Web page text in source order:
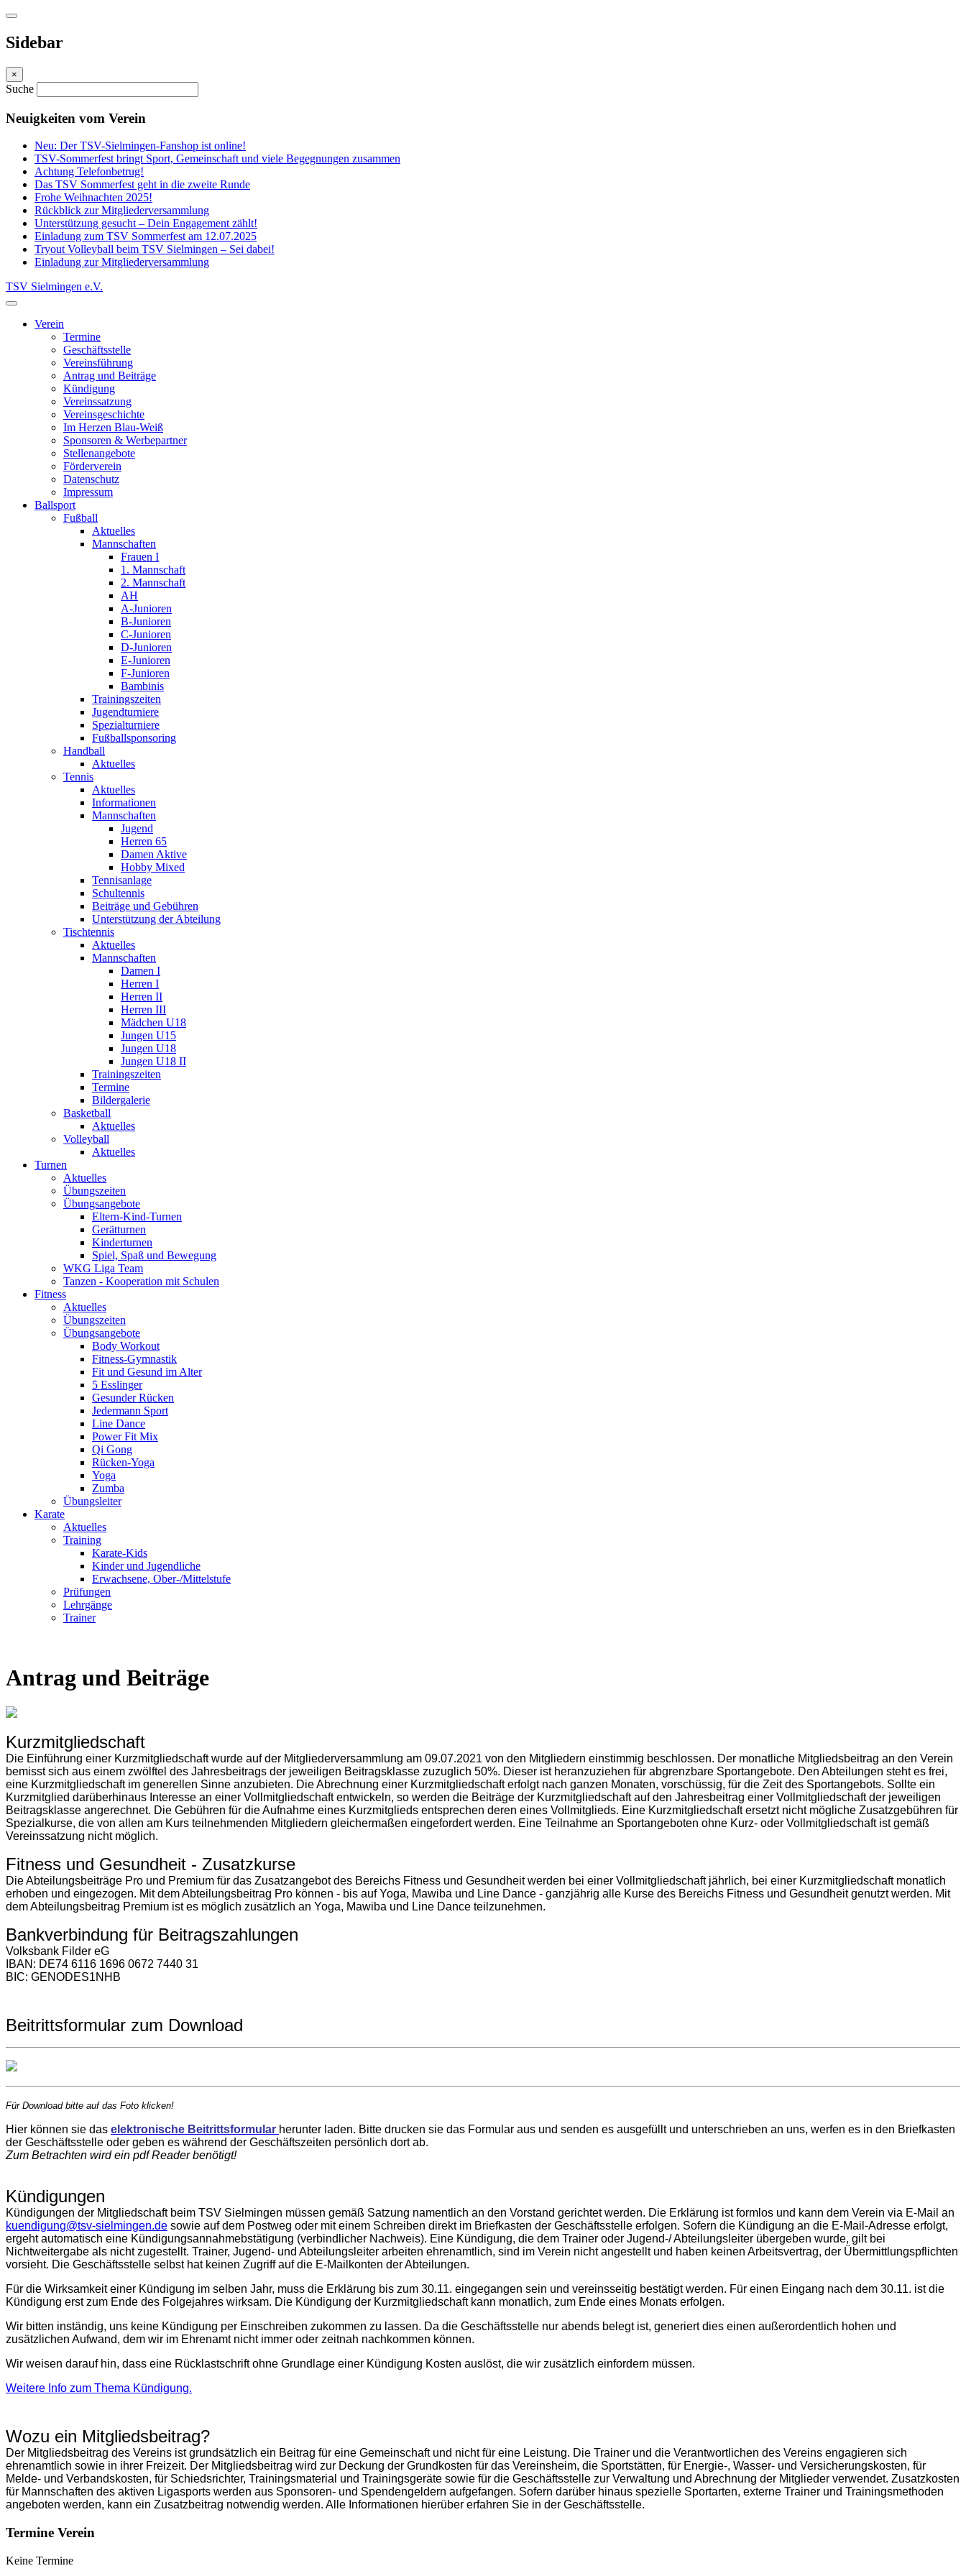
Sidebar
×
Suche
Neuigkeiten vom Verein
Neu: Der TSV-Sielmingen-Fanshop ist online!
TSV-Sommerfest bringt Sport, Gemeinschaft und viele Begegnungen zusammen
Achtung Telefonbetrug!
Das TSV Sommerfest geht in die zweite Runde
Frohe Weihnachten 2025!
Rückblick zur Mitgliederversammlung
Unterstützung gesucht – Dein Engagement zählt!
Einladung zum TSV Sommerfest am 12.07.2025
Tryout Volleyball beim TSV Sielmingen – Sei dabei!
Einladung zur Mitgliederversammlung
TSV Sielmingen e.V.
Verein
Termine
Geschäftsstelle
Vereinsführung
Antrag und Beiträge
Kündigung
Vereinssatzung
Vereinsgeschichte
Im Herzen Blau-Weiß
Sponsoren & Werbepartner
Stellenangebote
Förderverein
Datenschutz
Impressum
Ballsport
Fußball
Aktuelles
Mannschaften
Frauen I
1. Mannschaft
2. Mannschaft
AH
A-Junioren
B-Junioren
C-Junioren
D-Junioren
E-Junioren
F-Junioren
Bambinis
Trainingszeiten
Jugendturniere
Spezialturniere
Fußballsponsoring
Handball
Aktuelles
Tennis
Aktuelles
Informationen
Mannschaften
Jugend
Herren 65
Damen Aktive
Hobby Mixed
Tennisanlage
Schultennis
Beiträge und Gebühren
Unterstützung der Abteilung
Tischtennis
Aktuelles
Mannschaften
Damen I
Herren I
Herren II
Herren III
Mädchen U18
Jungen U15
Jungen U18
Jungen U18 II
Trainingszeiten
Termine
Bildergalerie
Basketball
Aktuelles
Volleyball
Aktuelles
Turnen
Aktuelles
Übungszeiten
Übungsangebote
Eltern-Kind-Turnen
Gerätturnen
Kinderturnen
Spiel, Spaß und Bewegung
WKG Liga Team
Tanzen - Kooperation mit Schulen
Fitness
Aktuelles
Übungszeiten
Übungsangebote
Body Workout
Fitness-Gymnastik
Fit und Gesund im Alter
5 Esslinger
Gesunder Rücken
Jedermann Sport
Line Dance
Power Fit Mix
Qi Gong
Rücken-Yoga
Yoga
Zumba
Übungsleiter
Karate
Aktuelles
Training
Karate-Kids
Kinder und Jugendliche
Erwachsene, Ober-/Mittelstufe
Prüfungen
Lehrgänge
Trainer
Antrag und Beiträge
Kurzmitgliedschaft
Die Einführung einer Kurzmitgliedschaft wurde auf der Mitgliederversammlung am 09.07.2021 von den Mitgliedern einstimmig beschlossen. Der monatliche Mitgliedsbeitrag an den Verein
bemisst sich aus einem zwölftel des Jahresbeitrags der jeweiligen Beitragsklasse zuzuglich 50%. Dieser ist heranzuziehen für abgrenzbare Sportangebote. Den Abteilungen steht es frei,
eine Kurzmitgliedschaft im generellen Sinne anzubieten. Die Abrechnung einer Kurzmitgliedschaft erfolgt nach ganzen Monaten, vorschüssig, für die Zeit des Sportangebots. Sollte ein
Kurzmitglied darüberhinaus Interesse an einer Vollmitgliedschaft entwickeln, so werden die Beiträge der Kurzmitgliedschaft auf den Jahresbeitrag einer Vollmitgliedschaft der jeweiligen
Beitragsklasse angerechnet. Die Gebühren für die Aufnahme eines Kurzmitglieds entsprechen deren eines Vollmitglieds. Eine Kurzmitgliedschaft ersetzt nicht mögliche Zusatzgebühren für
Spezialkurse, die von allen am Kurs teilnehmenden Mitgliedern gleichermaßen eingefordert werden. Eine Teilnahme an Sportangeboten ohne Kurz- oder Vollmitgliedschaft ist gemäß
Vereinssatzung nicht möglich.
Fitness und Gesundheit - Zusatzkurse
Die Abteilungsbeiträge Pro und Premium für das Zusatzangebot des Bereichs Fitness und Gesundheit werden bei einer Vollmitgliedschaft jährlich, bei einer Kurzmitgliedschaft monatlich
erhoben und eingezogen. Mit dem Abteilungsbeitrag Pro können - bis auf Yoga, Mawiba und Line Dance - ganzjährig alle Kurse des Bereichs Fitness und Gesundheit genutzt werden. Mit
dem Abteilungsbeitrag Premium ist es möglich zusätzlich an Yoga, Mawiba und Line Dance teilzunehmen.
Bankverbindung für Beitragszahlungen
Volksbank Filder eG
IBAN: DE74 6116 1696 0672 7440 31
BIC: GENODES1NHB
Beitrittsformular zum Download
Für Download bitte auf das Foto klicken!
Hier können sie das elektronische Beitrittsformular herunter laden. Bitte drucken sie das Formular aus und senden es ausgefüllt und unterschrieben an uns, werfen es in den Briefkasten
der Geschäftsstelle oder geben es während der Geschäftszeiten persönlich dort ab.
Zum Betrachten wird ein pdf Reader benötigt!
Kündigungen
Kündigungen der Mitgliedschaft beim TSV Sielmingen müssen gemäß Satzung namentlich an den Vorstand gerichtet werden. Die Erklärung ist formlos und kann dem Verein via E-Mail an
kuendigung@tsv-sielmingen.de sowie auf dem Postweg oder mit einem Schreiben direkt im Briefkasten der Geschäftsstelle erfolgen. Sofern die Kündigung an die E-Mail-Adresse erfolgt,
ergeht automatisch eine Kündigungsannahmebstätigung (verbindlicher Nachweis). Eine Kündigung, die dem Trainer oder Jugend-/ Abteilungsleiter übergeben wurde, gilt bei
Nichtweitergabe als nicht zugestellt. Trainer, Jugend- und Abteilungsleiter arbeiten ehrenamtlich, sind im Verein nicht angestellt und haben keinen Arbeitsvertrag, der Übermittlungspflichten
vorsieht. Die Geschäftsstelle selbst hat keinen Zugriff auf die E-Mailkonten der Abteilungen.
Für die Wirksamkeit einer Kündigung im selben Jahr, muss die Erklärung bis zum 30.11. eingegangen sein und vereinsseitig bestätigt werden. Für einen Eingang nach dem 30.11. ist die
Kündigung erst zum Ende des Folgejahres wirksam. Die Kündigung der Kurzmitgliedschaft kann monatlich, zum Ende eines Monats erfolgen.
Wir bitten inständig, uns keine Kündigung per Einschreiben zukommen zu lassen. Da die Geschäftsstelle nur abends belegt ist, generiert dies einen außerordentlich hohen und
zusätzlichen Aufwand, dem wir im Ehrenamt nicht immer oder zeitnah nachkommen können.
Wir weisen darauf hin, dass eine Rücklastschrift ohne Grundlage einer Kündigung Kosten auslöst, die wir zusätzlich einfordern müssen.
Weitere Info zum Thema Kündigung.
Wozu ein Mitgliedsbeitrag?
Der Mitgliedsbeitrag des Vereins ist grundsätzlich ein Beitrag für eine Gemeinschaft und nicht für eine Leistung. Die Trainer und die Verantwortlichen des Vereins engagieren sich
ehrenamtlich sowie in ihrer Freizeit. Der Mitgliedsbeitrag wird zur Deckung der Grundkosten für das Vereinsheim, die Sportstätten, für Energie-, Wasser- und Versicherungskosten, für
Melde- und Verbandskosten, für Schiedsrichter, Trainingsmaterial und Trainingsgeräte sowie für die Geschäftsstelle zur Verwaltung und Abrechnung der Mitglieder verwendet. Zusatzkosten
für Mannschaften des aktiven Ligasports werden aus Sponsoren- und Spendengeldern aufgefangen. Sofern darüber hinaus spezielle Sportarten, externe Trainer und Trainingsmethoden
angeboten werden, kann ein Zusatzbeitrag notwendig werden. Alle Informationen hierüber erfahren Sie in der Geschäftsstelle.
Termine Verein
Keine Termine